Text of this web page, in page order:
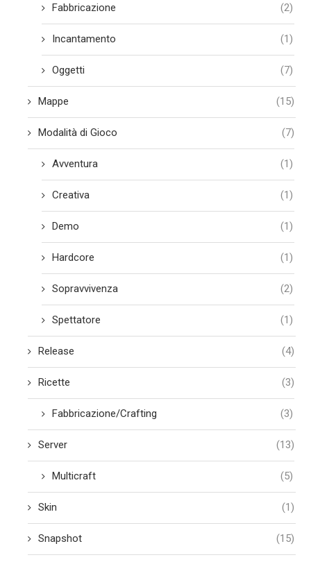
Fabbricazione (2)
Incantamento (1)
Oggetti (7)
Mappe (15)
Modalità di Gioco (7)
Avventura (1)
Creativa (1)
Demo (1)
Hardcore (1)
Sopravvivenza (2)
Spettatore (1)
Release (4)
Ricette (3)
Fabbricazione/Crafting (3)
Server (13)
Multicraft (5)
Skin (1)
Snapshot (15)